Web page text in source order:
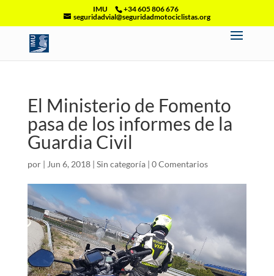
IMU
+34 605 806 676
seguridadvial@seguridadmotociclistas.org
El Ministerio de Fomento
pasa de los informes de la
Guardia Civil
por | Jun 6, 2018| Sin categoría| 0 Comentarios